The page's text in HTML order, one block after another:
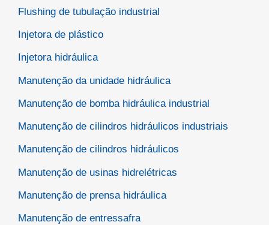
Flushing de tubulação industrial
Injetora de plástico
Injetora hidráulica
Manutenção da unidade hidráulica
Manutenção de bomba hidráulica industrial
Manutenção de cilindros hidráulicos industriais
Manutenção de cilindros hidráulicos
Manutenção de usinas hidrelétricas
Manutenção de prensa hidráulica
Manutenção de entressafra